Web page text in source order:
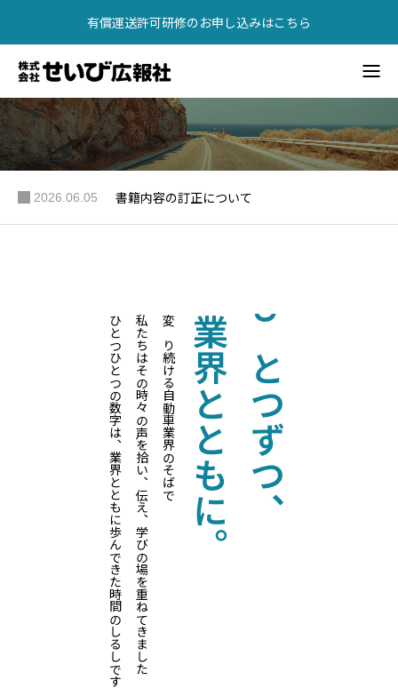
有償運送許可研修のお申し込みはこちら
【2026年最新】有償運送許可講習・研修（東京・大阪）
書籍紹介
広告掲載
会社概要
書籍紹介
2026.06.05 書籍内容の訂正について
ひとつずつ、
業界とともに。
変わり続ける自動車業界のそばで
私たちはその時々の声を拾い、伝え、学びの場を重ねてきました
ひとつひとつの数字は、業界とともに歩んできた時間のしるしです